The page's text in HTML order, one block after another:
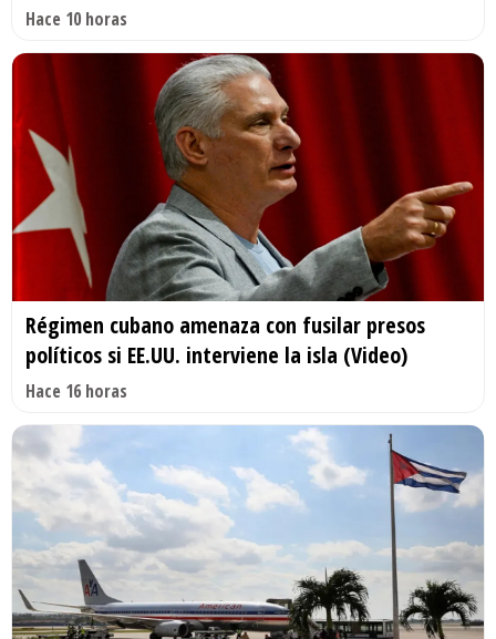
Hace 10 horas
Régimen cubano amenaza con fusilar presos
políticos si EE.UU. interviene la isla (Video)
Hace 16 horas